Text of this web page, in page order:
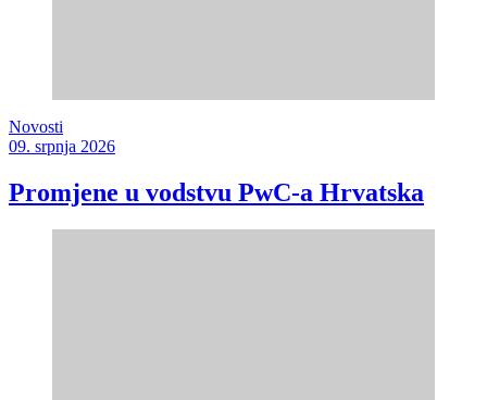
Novosti
09. srpnja 2026
Promjene u vodstvu PwC-a Hrvatska